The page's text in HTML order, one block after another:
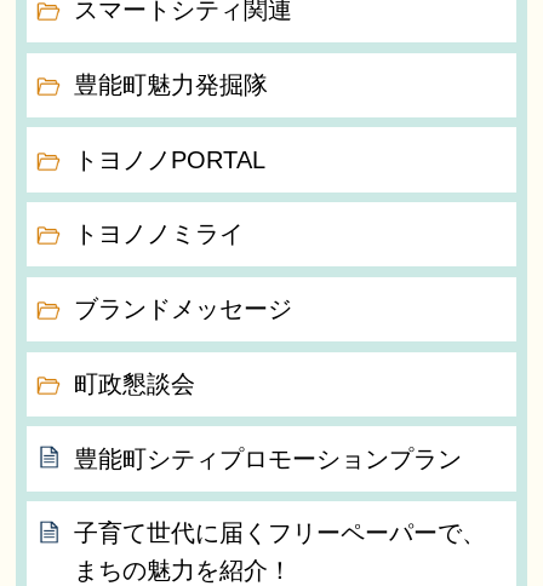
スマートシティ関連
豊能町魅力発掘隊
トヨノノPORTAL
トヨノノミライ
ブランドメッセージ
町政懇談会
豊能町シティプロモーションプラン
子育て世代に届くフリーペーパーで、
まちの魅力を紹介！